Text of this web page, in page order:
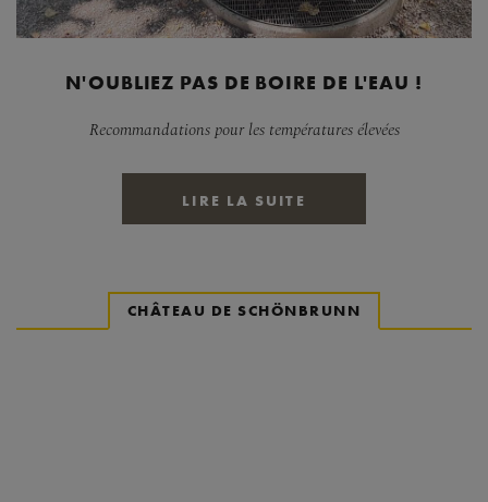
N'OUBLIEZ PAS DE BOIRE DE L'EAU !
Recommandations pour les températures élevées
LIRE LA SUITE
CHÂTEAU DE SCHÖNBRUNN